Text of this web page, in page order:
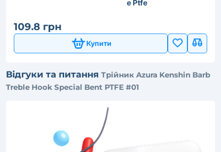
е Ptfe
109.8 грн
Купити
Відгуки та питання Трійник Azura Kenshin Barb
Treble Hook Special Bent PTFE #01